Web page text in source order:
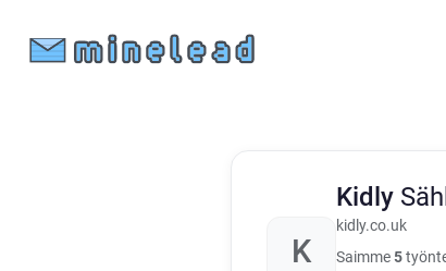
K
Kidly
kidly.co.uk
Saimme5